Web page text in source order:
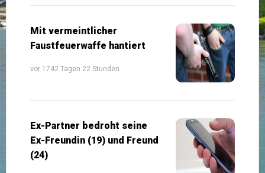
Mit vermeintlicher
Faustfeuerwaffe hantiert
vor 1742 Tagen 22 Stunden
Ex-Partner bedroht seine
Ex-Freundin (19) und Freund
(24)